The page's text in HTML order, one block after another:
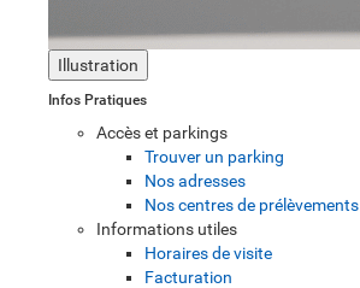
Illustration
Infos Pratiques
Accès et parkings
Trouver un parking
Nos adresses
Nos centres de prélèvements
Informations utiles
Horaires de visite
Facturation